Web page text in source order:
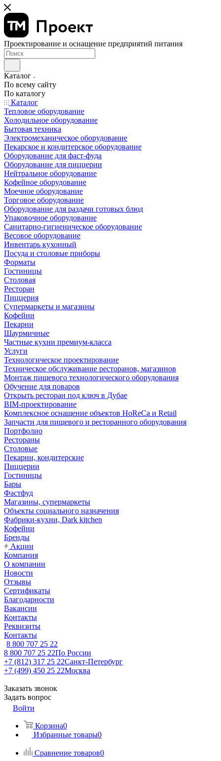
Проектирование и оснащение предприятий питания
Каталог
По всему сайту
По каталогу
Каталог
Тепловое оборудование
Холодильное оборудование
Бытовая техника
Электромеханическое оборудование
Пекарское и кондитерское оборудование
Оборудование для фаст-фуда
Оборудование для пиццерии
Нейтральное оборудование
Кофейное оборудование
Моечное оборудование
Торговое оборудование
Оборудование для раздачи готовых блюд
Упаковочное оборудование
Санитарно-гигиеническое оборудование
Весовое оборудование
Инвентарь кухонный
Посуда и столовые приборы
Форматы
Гостиницы
Столовая
Ресторан
Пиццерия
Супермаркеты и магазины
Кофейни
Пекарни
Шаурмичные
Частные кухни премиум-класса
Услуги
Технологическое проектирование
Техническое обслуживание ресторанов, магазинов
Монтаж пищевого технологического оборудования
Обучение для поваров
Открыть ресторан под ключ в Дубае
BIM-проектирование
Комплексное оснащение объектов HoReCa и Retail
Запчасти для пищевого и ресторанного оборудования
Портфолио
Рестораны
Столовые
Пекарни, кондитерские
Пиццерии
Гостиницы
Бары
Фастфуд
Магазины, супермаркеты
Объекты социального назначения
Фабрики-кухни, Dark kitchen
Кофейни
Бренды
Акции
Компания
О компании
Новости
Отзывы
Сертификаты
Благодарности
Вакансии
Контакты
Реквизиты
Контакты
8 800 707 25 22
8 800 707 25 22По России
+7 (812) 317 25 22Санкт-Петербург
+7 (499) 450 25 22Москва
Заказать звонок
Задать вопрос
Войти
Корзина0
Избранные товары0
Сравнение товаров0